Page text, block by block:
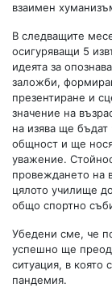
взаимен
В следващите
осигуряващи 5
идеята за
заложби,
презентиране и
значение на
на изява ще бъдат
общност и ще
уважение.
провеждането на
цялото училище
общо спортно
Убедени сме, че
успешно ще
ситуация, в
пандемия.